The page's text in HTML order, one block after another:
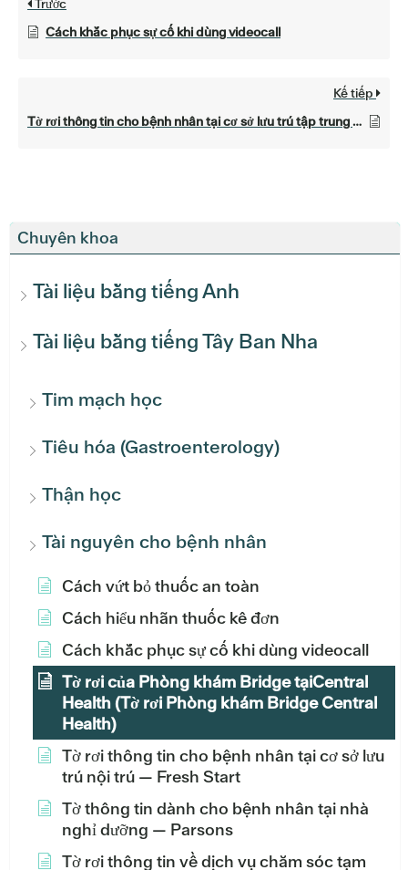
Chuyên khoa
Tài liệu bằng tiếng Anh
Tài liệu bằng tiếng Tây Ban Nha
Tim mạch học
Tiêu hóa (Gastroenterology)
Thận học
Tài nguyên cho bệnh nhân
Cách vứt bỏ thuốc an toàn
Cách hiểu nhãn thuốc kê đơn
Cách khắc phục sự cố khi dùng videocall
Tờ rơi của Phòng khám Bridge tạiCentral
Health (Tờ rơi Phòng khám Bridge Central
Health)
Tờ rơi thông tin cho bệnh nhân tại cơ sở lưu
trú nội trú — Fresh Start
Tờ thông tin dành cho bệnh nhân tại nhà
nghỉ dưỡng — Parsons
Tờ rơi thông tin về dịch vụ chăm sóc tạm
Trước
Cách khắc phục sự cố khi dùng videocall
Kế tiếp
Tờ rơi thông tin cho bệnh nhân tại cơ sở lưu trú tập trung — Fresh Start